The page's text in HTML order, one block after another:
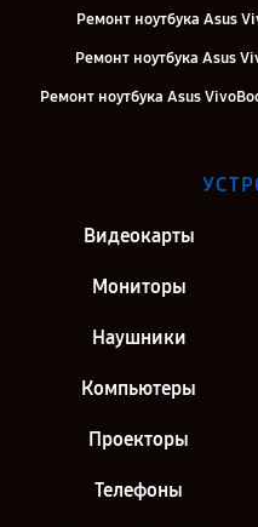
Ремонт ноутбука Asus
Ремонт ноутбука Asus
Ремонт ноутбука Asus
Видеокарты
Мониторы
Наушники
Компьютеры
Проекторы
Телефоны